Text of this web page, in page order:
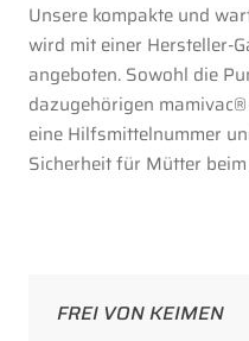
Unsere kompakte und
wird mit einer Hersteller-
angeboten. Sowohl die
dazugehörigen
eine Hilfsmittelnummer
Sicherheit für Mütter
FREI VON KEIMEN